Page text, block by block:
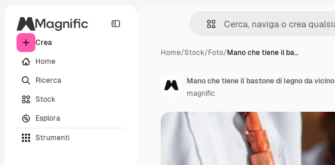
Crea
Home
Ricerca
Stock
Esplora
Strumenti
Home/Stock/Foto/Mano che tiene il ba…
Mano che tiene il bastone di legno da vicino
magnific